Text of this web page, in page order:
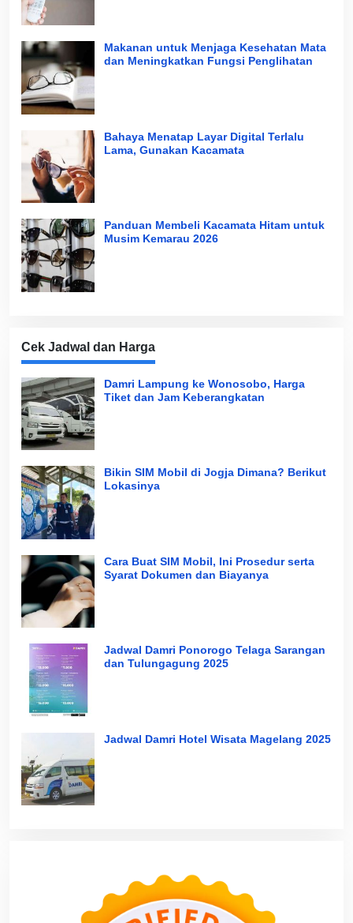
Makanan untuk Menjaga Kesehatan Mata
dan Meningkatkan Fungsi Penglihatan
Bahaya Menatap Layar Digital Terlalu
Lama, Gunakan Kacamata
Panduan Membeli Kacamata Hitam untuk
Musim Kemarau 2026
Cek Jadwal dan Harga
Damri Lampung ke Wonosobo, Harga
Tiket dan Jam Keberangkatan
Bikin SIM Mobil di Jogja Dimana? Berikut
Lokasinya
Cara Buat SIM Mobil, Ini Prosedur serta
Syarat Dokumen dan Biayanya
Jadwal Damri Ponorogo Telaga Sarangan
dan Tulungagung 2025
Jadwal Damri Hotel Wisata Magelang 2025